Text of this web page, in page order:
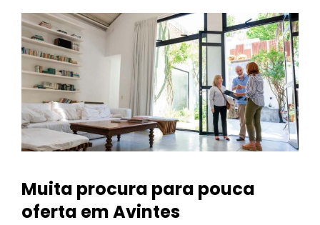
Muita procura para pouca
oferta em Avintes